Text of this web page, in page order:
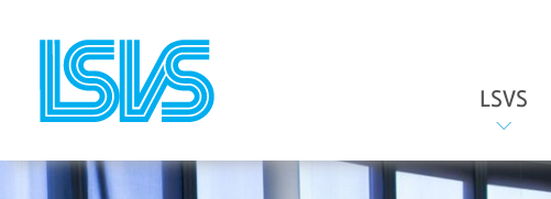
zum Inhalt
zur Suche
LSVS